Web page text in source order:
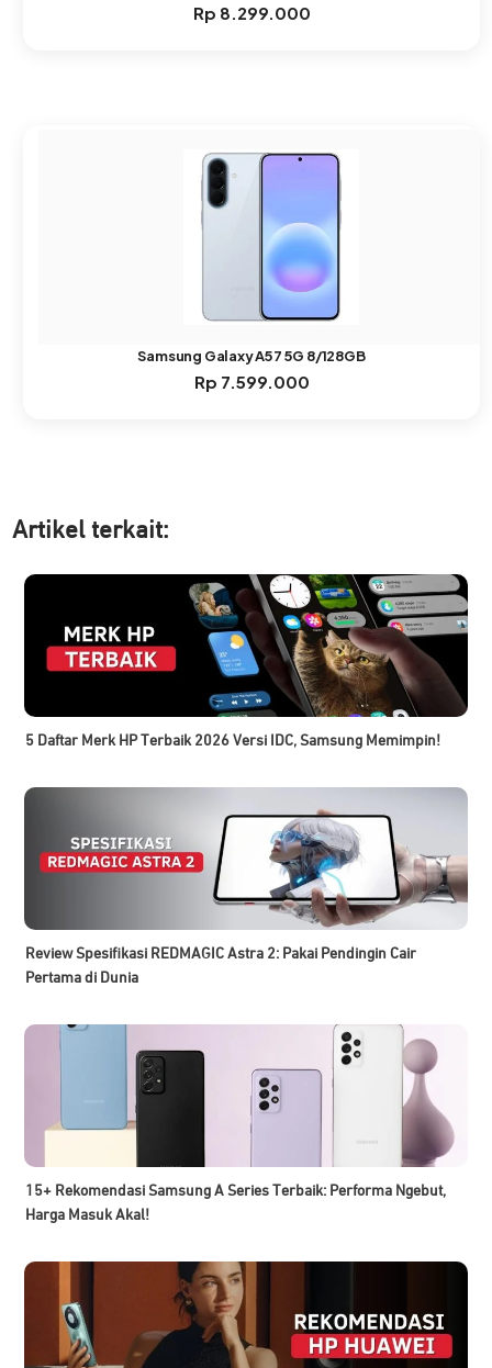
Rp 8.299.000
Samsung Galaxy A57 5G 8/128GB
Rp 7.599.000
Artikel terkait:
5 Daftar Merk HP Terbaik 2026 Versi IDC, Samsung Memimpin!
Review Spesifikasi REDMAGIC Astra 2: Pakai Pendingin Cair
Pertama di Dunia
15+ Rekomendasi Samsung A Series Terbaik: Performa Ngebut,
Harga Masuk Akal!